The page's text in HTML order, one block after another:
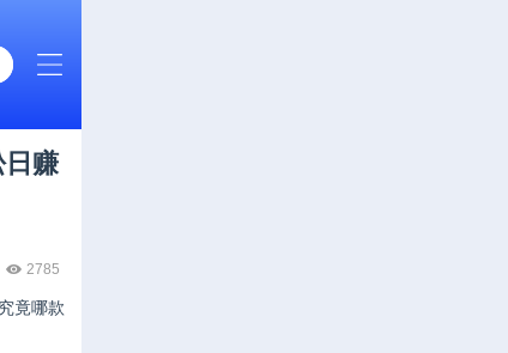
赚
2785
竟哪款